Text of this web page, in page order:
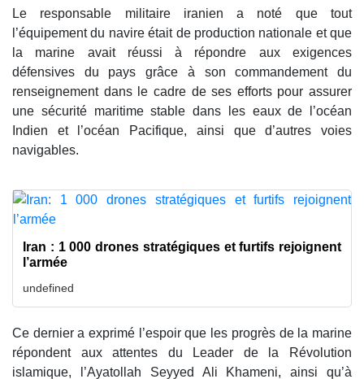
Le responsable militaire iranien a noté que tout
l’équipement du navire était de production nationale et que
la marine avait réussi à répondre aux exigences
défensives du pays grâce à son commandement du
renseignement dans le cadre de ses efforts pour assurer
une sécurité maritime stable dans les eaux de l’océan
Indien et l’océan Pacifique, ainsi que d’autres voies
navigables.
Iran : 1 000 drones stratégiques et furtifs rejoignent
l’armée
undefined
Ce dernier a exprimé l’espoir que les progrès de la marine
répondent aux attentes du Leader de la Révolution
islamique, l’Ayatollah Seyyed Ali Khameni, ainsi qu’à